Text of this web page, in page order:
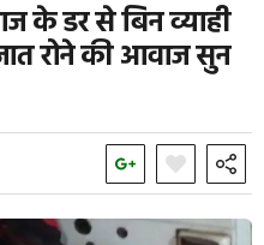
के डर से बिन व्याही
रोने की आवाज सुन